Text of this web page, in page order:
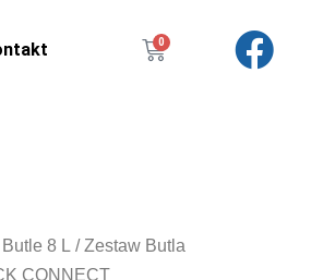
0
Butle 8 L / Zestaw Butla
CONNECT